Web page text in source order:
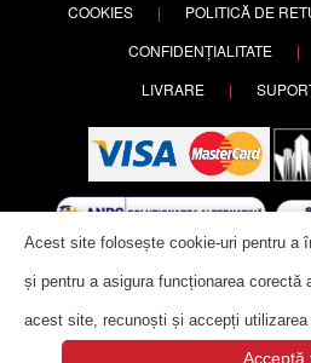
COOKIES
| POLITICĂ DE
CONFIDENȚIALITATE
|
LIVRARE
|
Copyright ©2026 PETRY. All rights
Alla Creation
Acest site folosește cookie-uri pentru a
și pentru a asigura funcționarea
acest site, recunoști și accepți utilizarea
Acceptă